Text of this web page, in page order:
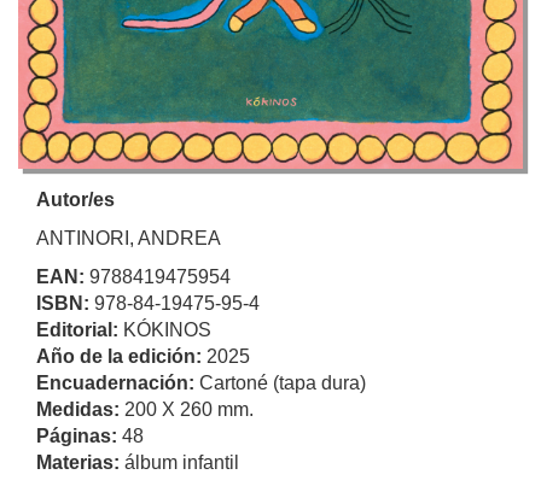
Autor/es
ANTINORI, ANDREA
EAN: 9788419475954
ISBN: 978-84-19475-95-4
Editorial: KÓKINOS
Año de la edición: 2025
Encuadernación: Cartoné (tapa dura)
Medidas: 200 X 260 mm.
Páginas: 48
Materias: álbum infantil